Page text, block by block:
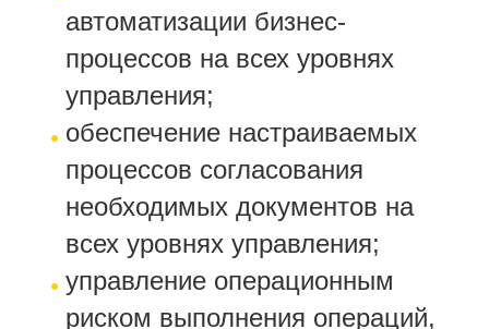
автоматизации бизнес-
процессов на всех уровнях
управления;
обеспечение настраиваемых
процессов согласования
необходимых документов на
всех уровнях управления;
управление операционным
риском выполнения операций,